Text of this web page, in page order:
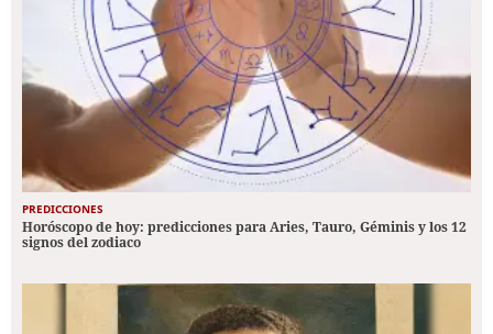
PREDICCIONES
Horóscopo de hoy: predicciones para Aries, Tauro, Géminis y los 12
signos del zodiaco